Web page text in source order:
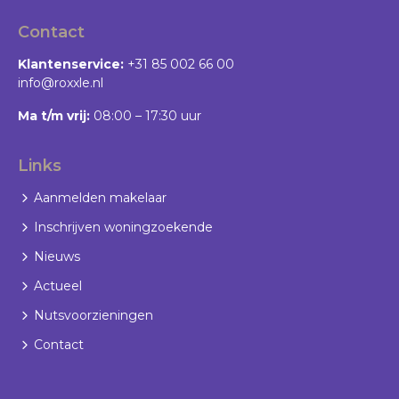
Contact
Klantenservice: +31 85 002 66 00
info@roxxle.nl
Ma t/m vrij: 08:00 – 17:30 uur
Links
Aanmelden makelaar
Inschrijven woningzoekende
Nieuws
Actueel
Nutsvoorzieningen
Contact